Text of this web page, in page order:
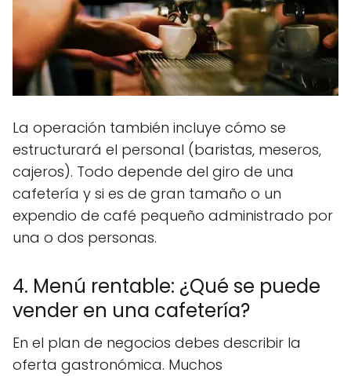
La operación también incluye cómo se
estructurará el personal (baristas, meseros,
cajeros). Todo depende del giro de una
cafetería y si es de gran tamaño o un
expendio de café pequeño administrado por
una o dos personas.
4. Menú rentable: ¿Qué se puede
vender en una cafetería?
En el plan de negocios debes describir la
oferta gastronómica. Muchos